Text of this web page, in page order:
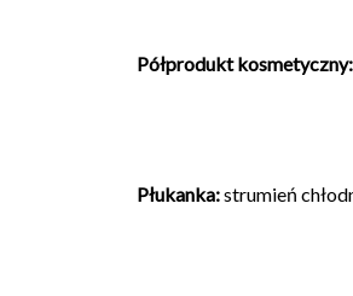
Półprodukt kosmetyczny:
Płukanka:strumień